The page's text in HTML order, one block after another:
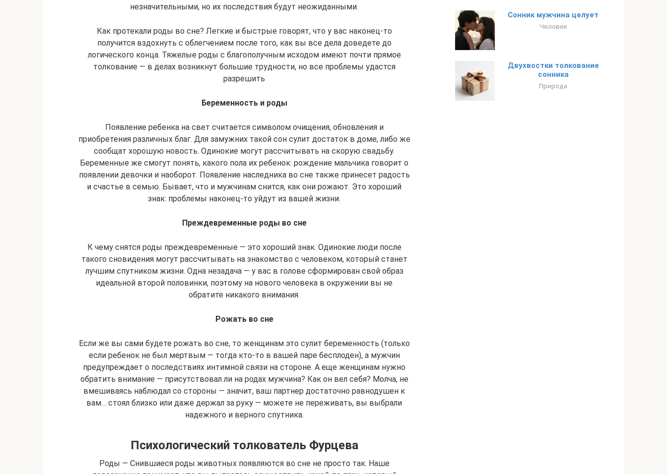
незначительными, но их последствия будут неожиданными.
Как протекали роды во сне? Легкие и быстрые говорят, что у вас наконец-то
получится вздохнуть с облегчением после того, как вы все дела доведете до
логического конца. Тяжелые роды с благополучным исходом имеют почти прямое
толкование — в делах возникнут большие трудности, но все проблемы удастся
разрешить
Беременность и роды
Появление ребенка на свет считается символом очищения, обновления и
приобретения различных благ. Для замужних такой сон сулит достаток в доме, либо же
сообщат хорошую новость. Одинокие могут рассчитывать на скорую свадьбу.
Беременные же смогут понять, какого пола их ребенок: рождение мальчика говорит о
появлении девочки и наоборот. Появление наследника во сне также принесет радость
и счастье в семью. Бывает, что и мужчинам снится, как они рожают. Это хороший
знак: проблемы наконец-то уйдут из вашей жизни.
Преждевременные роды во сне
К чему снятся роды преждевременные — это хороший знак. Одинокие люди после
такого сновидения могут рассчитывать на знакомство с человеком, который станет
лучшим спутником жизни. Одна незадача — у вас в голове сформирован свой образ
идеальной второй половинки, поэтому на нового человека в окружении вы не
обратите никакого внимания.
Рожать во сне
Если же вы сами будете рожать во сне, то женщинам это сулит беременность (только
если ребенок не был мертвым — тогда кто-то в вашей паре бесплоден), а мужчин
предупреждает о последствиях интимной связи на стороне. А еще женщинам нужно
обратить внимание — присутствовал ли на родах мужчина? Как он вел себя? Молча, не
вмешиваясь наблюдал со стороны — значит, ваш партнер достаточно равнодушен к
вам… стоял близко или даже держал за руку — можете не переживать, вы выбрали
надежного и верного спутника.
Психологический толкователь Фурцева
Роды — Снившиеся роды животных появляются во сне не просто так. Наше
Сонник мужчина целует
Человек
Двухвостки толкование
сонника
Природа